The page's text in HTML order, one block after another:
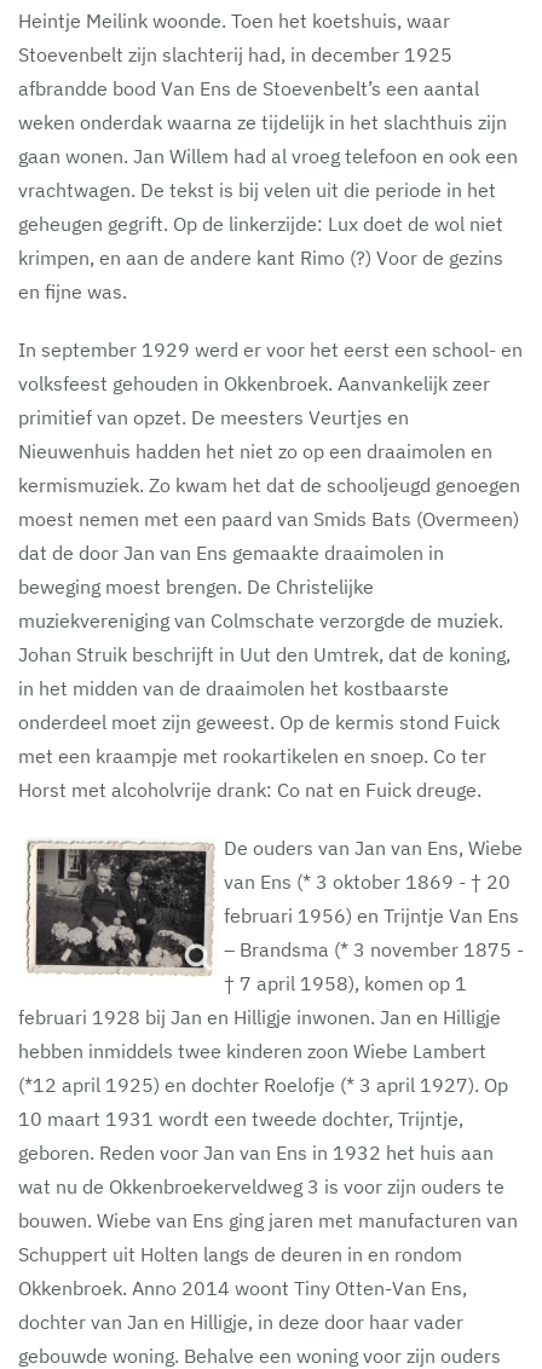
Heintje Meilink woonde. Toen het koetshuis, waar
Stoevenbelt zijn slachterij had, in december 1925
afbrandde bood Van Ens de Stoevenbelt’s een aantal
weken onderdak waarna ze tijdelijk in het slachthuis zijn
gaan wonen. Jan Willem had al vroeg telefoon en ook een
vrachtwagen. De tekst is bij velen uit die periode in het
geheugen gegrift. Op de linkerzijde: Lux doet de wol niet
krimpen, en aan de andere kant Rimo (?) Voor de gezins
en fijne was.
In september 1929 werd er voor het eerst een school- en
volksfeest gehouden in Okkenbroek. Aanvankelijk zeer
primitief van opzet. De meesters Veurtjes en
Nieuwenhuis hadden het niet zo op een draaimolen en
kermismuziek. Zo kwam het dat de schooljeugd genoegen
moest nemen met een paard van Smids Bats (Overmeen)
dat de door Jan van Ens gemaakte draaimolen in
beweging moest brengen. De Christelijke
muziekvereniging van Colmschate verzorgde de muziek.
Johan Struik beschrijft in Uut den Umtrek, dat de koning,
in het midden van de draaimolen het kostbaarste
onderdeel moet zijn geweest. Op de kermis stond Fuick
met een kraampje met rookartikelen en snoep. Co ter
Horst met alcoholvrije drank: Co nat en Fuick dreuge.
De ouders van Jan van Ens, Wiebe
van Ens (* 3 oktober 1869 - † 20
februari 1956) en Trijntje Van Ens
– Brandsma (* 3 november 1875 -
† 7 april 1958), komen op 1
februari 1928 bij Jan en Hilligje inwonen. Jan en Hilligje
hebben inmiddels twee kinderen zoon Wiebe Lambert
(*12 april 1925) en dochter Roelofje (* 3 april 1927). Op
10 maart 1931 wordt een tweede dochter, Trijntje,
geboren. Reden voor Jan van Ens in 1932 het huis aan
wat nu de Okkenbroekerveldweg 3 is voor zijn ouders te
bouwen. Wiebe van Ens ging jaren met manufacturen van
Schuppert uit Holten langs de deuren in en rondom
Okkenbroek. Anno 2014 woont Tiny Otten-Van Ens,
dochter van Jan en Hilligje, in deze door haar vader
gebouwde woning. Behalve een woning voor zijn ouders